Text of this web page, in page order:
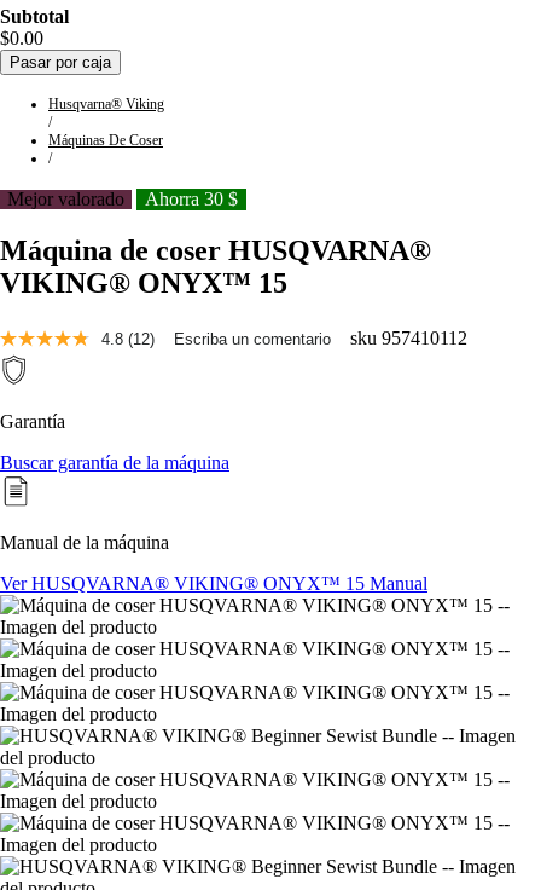
Subtotal
$0.00
Pasar por caja
Husqvarna® Viking
/
Máquinas De Coser
/
Mejor valorado Ahorra 30 $
Máquina de coser HUSQVARNA®
VIKING® ONYX™ 15
4.8 Lee
misma
(12) Escriba un comentario sku957410112
Garantía
Buscar garantía de la máquina
Manual de la máquina
Ver HUSQVARNA® VIKING® ONYX™ 15 Manual